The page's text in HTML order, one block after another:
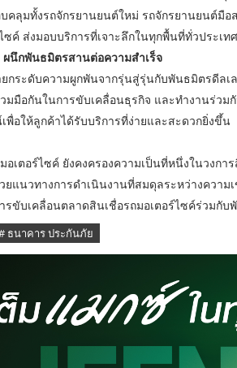
คลุมทั้งรถจักรยานยนต์ใหม่ รถจักรยานยนต์มื
ซค์ ส่งมอบบริการที่เจาะลึกในทุกพื้นที่ทั่วประเท
ผนึกพันธมิตรสานต่อความสำเร็จ
กระดับความผูกพันจากรุ่นสู่รุ่นกับพันธมิตรดีลเ
มมือกันในการขับเคลื่อนธุรกิจ และทำงานร่ว
พื่อให้ลูกค้าได้รับบริการที่ง่ายและสะดวกยิ่งขึ้น
อเตอร์ไซค์ ยังคงครองความเป็นที่หนึ่งในวงก
ยแนวทางการดำเนินงานที่สมดุลระหว่างควา
รขับเคลื่อนตลาดสินเชื่อรถมอเตอร์ไซค์ร่วมกับ
ธนาคาร ประกันภัย